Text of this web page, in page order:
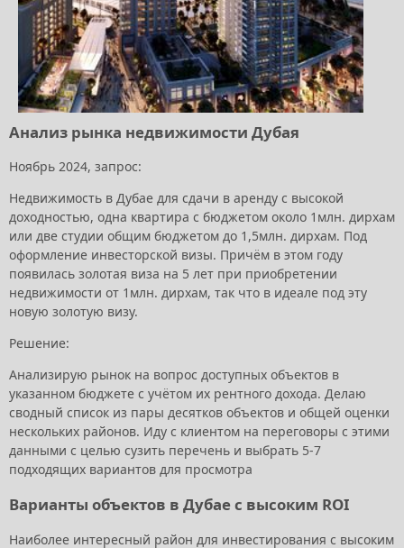
Анализ рынка недвижимости Дубая
Ноябрь 2024, запрос:
Недвижимость в Дубае для сдачи в аренду с высокой
доходностью, одна квартира с бюджетом около 1млн. дирхам
или две студии общим бюджетом до 1,5млн. дирхам. Под
оформление инвесторской визы. Причём в этом году
появилась золотая виза на 5 лет при приобретении
недвижимости от 1млн. дирхам, так что в идеале под эту
новую золотую визу.
Решение:
Анализирую рынок на вопрос доступных объектов в
указанном бюджете с учётом их рентного дохода. Делаю
сводный список из пары десятков объектов и общей оценки
нескольких районов. Иду с клиентом на переговоры с этими
данными с целью сузить перечень и выбрать 5-7
подходящих вариантов для просмотра
Варианты объектов в Дубае с высоким ROI
Наиболее интересный район для инвестирования с высоким